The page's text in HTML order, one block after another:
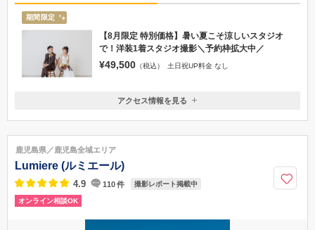
期間限定
【8月限定 特別価格】暑い夏こそ涼しいスタジオ
で！洋装1着スタジオ撮影＼予約枠拡大中／
¥49,500 （税込） 土日祝UP料金 なし
鹿児島県鹿児島市春日町8-8
099-248-5222
アクセス情報を見る
鹿児島県／鹿児島全域エリア
Lumiere (ルミエール)
4.9 110件 撮影レポート掲載中
オンライン相談OK